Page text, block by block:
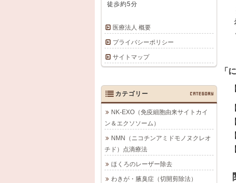
「
【
【
【
【
徒歩約5分
医療法人 概要
プライバシーポリシー
サイトマップ
カテゴリー CATEGORY
NK-EXO（免疫細胞由来サイトカイ
ン＆エクソソーム）
NMN（ニコチンアミドモノヌクレオ
チド）点滴療法
ほくろのレーザー除去
わきが・腋臭症（切開剪除法）